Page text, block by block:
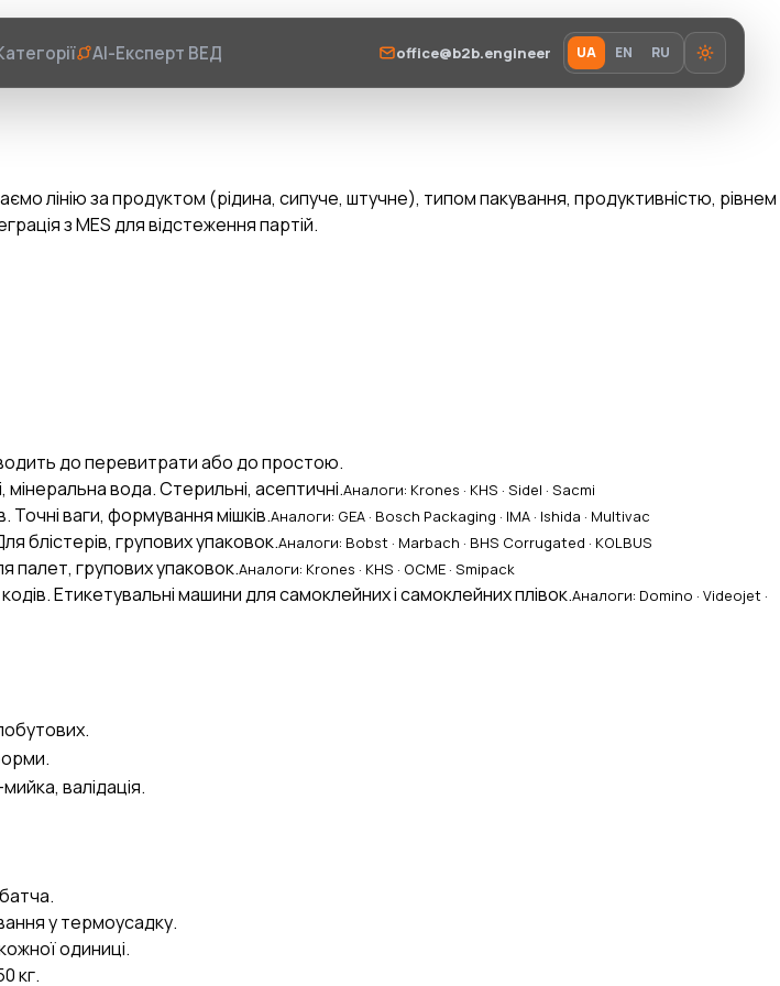
AI-Експерт ВЕД office@b2b.engineer UA EN RU
лінію за продуктом (рідина, сипуче, штучне), типом пакування, продуктивністю, рівнем
з MES для відстеження партій.
до перевитрати або до простою.
мінеральна вода. Стерильні, асептичні.Аналоги: Krones · KHS · Sidel · Sacmi
ваги, формування мішків.Аналоги: GEA · Bosch Packaging · IMA · Ishida · Multivac
блістерів, групових упаковок.Аналоги: Bobst · Marbach · BHS Corrugated · KOLBUS
палет, групових упаковок.Аналоги: Krones · KHS · OCME · Smipack
Етикетувальні машини для самоклейних і самоклейних плівок.Аналоги: Domino · Videojet ·
валідація.
у термоусадку.
одиниці.
кг.